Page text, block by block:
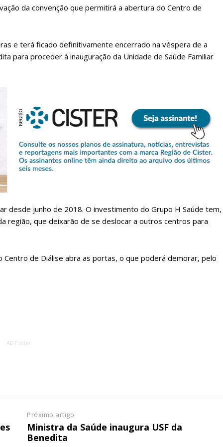
de
assinante do Região de Cister e ajude-nos a manter este
Sendo assinante terá acesso a todos os conteúdos exclusivos e versões digitais.
€
da convenção que permitirá a abertura do Centro de
e terá ficado definitivamente encerrado na véspera de a
para proceder à inauguração da Unidade de Saúde Familiar
desde junho de 2018. O investimento do Grupo H Saúde tem,
região, que deixarão de se deslocar a outros centros para
de Diálise abra as portas, o que poderá demorar, pelo
AD Footer
Próximo artigo
Ministra da Saúde inaugura USF da
Benedita